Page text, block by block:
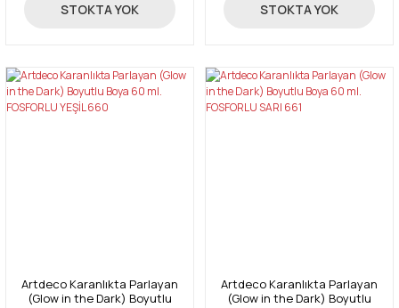
119,00 TL
STOKTA YOK 119,00 TL
STOKTA YOK
Artdeco Karanlıkta Parlayan
(Glow in the Dark) Boyutlu
Artdeco Karanlıkta Parlayan
(Glow in the Dark) Boyutlu